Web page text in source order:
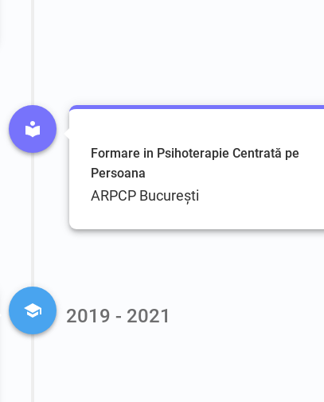
Formare in Psihoterapie Centrată pe
Persoana
ARPCP București
2019 - 2021